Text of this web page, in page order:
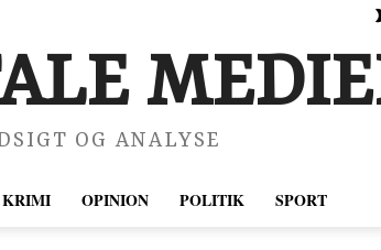
OG ANALYSE
KRIMI OPINION POLITIK SPORT